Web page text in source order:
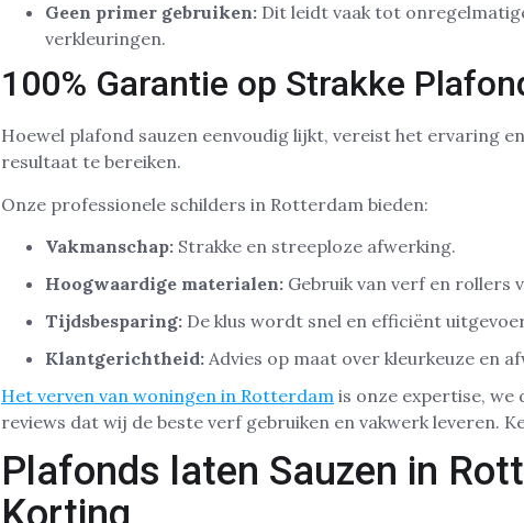
Geen primer gebruiken: Dit leidt vaak tot
verkleuringen.
100% Garantie op Strakke
Hoewel plafond sauzen eenvoudig lijkt, vereist het ervaring
resultaat te bereiken.
Onze professionele schilders in Rotterdam bieden:
Vakmanschap: Strakke en streeploze afwerking.
Hoogwaardige materialen: Gebruik van verf en rollers
Tijdsbesparing: De klus wordt snel en efficiënt
Klantgerichtheid: Advies op maat over kleurkeuze en
Het verven van woningen in Rotterdam is onze expertise, we
reviews dat wij de beste verf gebruiken en vakwerk leveren.
Plafonds laten Sauzen in